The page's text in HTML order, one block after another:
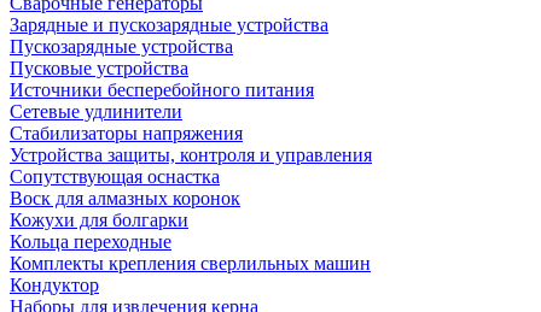
Зарядные и пускозарядные устройства
Пускозарядные устройства
Пусковые устройства
Источники бесперебойного питания
Сетевые удлинители
Стабилизаторы напряжения
Устройства защиты, контроля и управления
Сопутствующая оснастка
Воск для алмазных коронок
Кожухи для болгарки
Кольца переходные
Комплекты крепления сверлильных машин
Кондуктор
Наборы для извлечения керна